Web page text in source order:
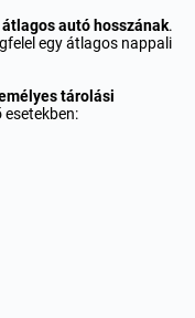
autó hosszának.
egy átlagos nappali
tárolási
esetekben: